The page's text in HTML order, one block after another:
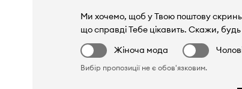
Ми хочемо, щоб у Твою поштову
що справді Тебе цікавить. Скажи,
Жіноча мода
Вибір пропозиції не є обов'язковим.